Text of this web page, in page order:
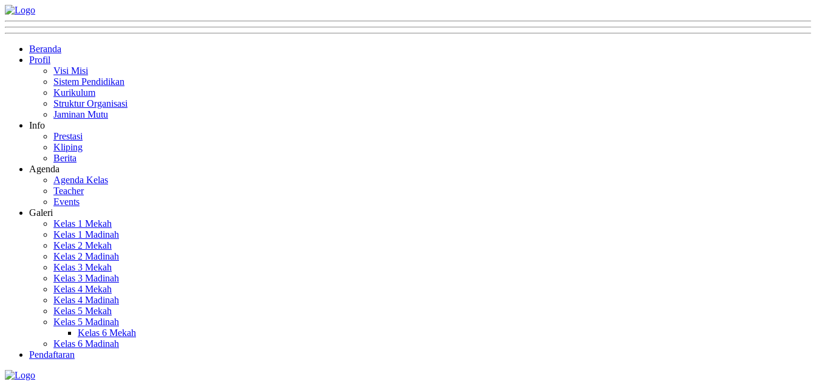
Beranda
Profil
Visi Misi
Sistem Pendidikan
Kurikulum
Struktur Organisasi
Jaminan Mutu
Info
Prestasi
Kliping
Berita
Agenda
Agenda Kelas
Teacher
Events
Galeri
Kelas 1 Mekah
Kelas 1 Madinah
Kelas 2 Mekah
Kelas 2 Madinah
Kelas 3 Mekah
Kelas 3 Madinah
Kelas 4 Mekah
Kelas 4 Madinah
Kelas 5 Mekah
Kelas 5 Madinah
Kelas 6 Mekah
Kelas 6 Madinah
Pendaftaran